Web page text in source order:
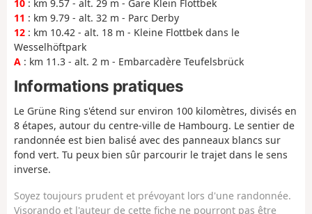
10 : km 9.57 - alt. 29 m - Gare Klein Flottbek
11 : km 9.79 - alt. 32 m - Parc Derby
12 : km 10.42 - alt. 18 m - Kleine Flottbek dans le
Wesselhöftpark
A : km 11.3 - alt. 2 m - Embarcadère Teufelsbrück
Informations pratiques
Le Grüne Ring s'étend sur environ 100 kilomètres, divisés en
8 étapes, autour du centre-ville de Hambourg. Le sentier de
randonnée est bien balisé avec des panneaux blancs sur
fond vert. Tu peux bien sûr parcourir le trajet dans le sens
inverse.
Soyez toujours prudent et prévoyant lors d'une randonnée.
Visorando et l'auteur de cette fiche ne pourront pas être